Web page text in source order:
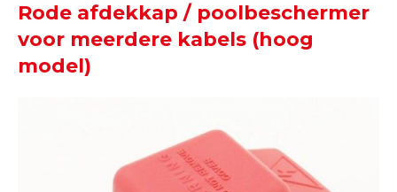
Rode afdekkap / poolbeschermer
voor meerdere kabels (hoog
model)